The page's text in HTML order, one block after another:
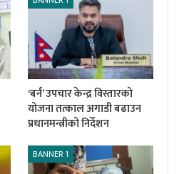
‘बर्न’ उपचार केन्द्र विस्तारको
योजना तत्काल अगाडी बढाउन
प्रधानमन्त्रीको निर्देशन
BANNER 1